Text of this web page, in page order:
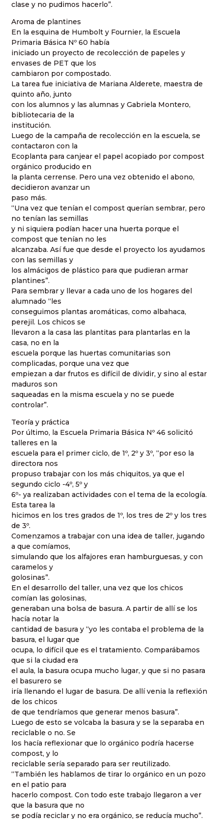
clase y no pudimos hacerlo”.
Aroma de plantines
En la esquina de Humbolt y Fournier, la Escuela
Primaria Básica Nº 60 había
iniciado un proyecto de recolección de papeles y
envases de PET que los
cambiaron por compostado.
La tarea fue iniciativa de Mariana Alderete, maestra de
quinto año, junto
con los alumnos y las alumnas y Gabriela Montero,
bibliotecaria de la
institución.
Luego de la campaña de recolección en la escuela, se
contactaron con la
Ecoplanta para canjear el papel acopiado por compost
orgánico producido en
la planta cerrense. Pero una vez obtenido el abono,
decidieron avanzar un
paso más.
“Una vez que tenían el compost querían sembrar, pero
no tenían las semillas
y ni siquiera podían hacer una huerta porque el
compost que tenían no les
alcanzaba. Así fue que desde el proyecto los ayudamos
con las semillas y
los almácigos de plástico para que pudieran armar
plantines”.
Para sembrar y llevar a cada uno de los hogares del
alumnado “les
conseguimos plantas aromáticas, como albahaca,
perejil. Los chicos se
llevaron a la casa las plantitas para plantarlas en la
casa, no en la
escuela porque las huertas comunitarias son
complicadas, porque una vez que
empiezan a dar frutos es difícil de dividir, y sino al estar
maduros son
saqueadas en la misma escuela y no se puede
controlar”.
Teoría y práctica
Por último, la Escuela Primaria Básica Nº 46 solicitó
talleres en la
escuela para el primer ciclo, de 1º, 2º y 3º, “por eso la
directora nos
propuso trabajar con los más chiquitos, ya que el
segundo ciclo -4º, 5º y
6º- ya realizaban actividades con el tema de la ecología.
Esta tarea la
hicimos en los tres grados de 1º, los tres de 2º y los tres
de 3º.
Comenzamos a trabajar con una idea de taller, jugando
a que comíamos,
simulando que los alfajores eran hamburguesas, y con
caramelos y
golosinas”.
En el desarrollo del taller, una vez que los chicos
comían las golosinas,
generaban una bolsa de basura. A partir de allí se los
hacía notar la
cantidad de basura y “yo les contaba el problema de la
basura, el lugar que
ocupa, lo difícil que es el tratamiento. Comparábamos
que si la ciudad era
el aula, la basura ocupa mucho lugar, y que si no pasara
el basurero se
iría llenando el lugar de basura. De allí venia la reflexión
de los chicos
de que tendríamos que generar menos basura”.
Luego de esto se volcaba la basura y se la separaba en
reciclable o no. Se
los hacía reflexionar que lo orgánico podría hacerse
compost, y lo
reciclable sería separado para ser reutilizado.
“También les hablamos de tirar lo orgánico en un pozo
en el patio para
hacerlo compost. Con todo este trabajo llegaron a ver
que la basura que no
se podía reciclar y no era orgánico, se reducía mucho”.